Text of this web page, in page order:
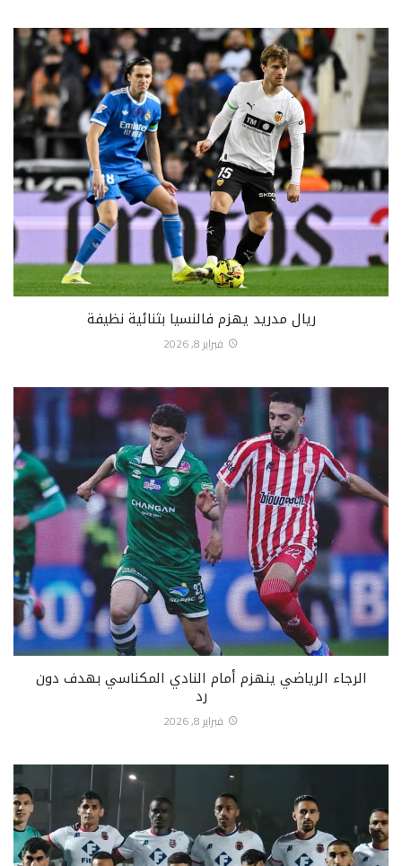
ريال مدريد يهزم فالنسيا بثنائية نظيفة
فبراير 8, 2026
الرجاء الرياضي ينهزم أمام النادي المكناسي بهدف دون
رد
فبراير 8, 2026